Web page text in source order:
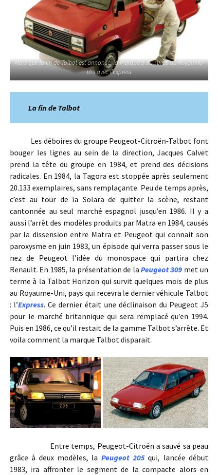
Alors que la fin de Talbot est annoncé, la marque a du sursis au Royaume-
Uni avec l’Express
La fin de Talbot
Les déboires du groupe Peugeot-Citroën-Talbot font
bouger les lignes au sein de la direction, Jacques Calvet
prend la tête du groupe en 1984, et prend des décisions
radicales. En 1984, la Tagora est stoppée après seulement
20.133 exemplaires, sans remplaçante. Peu de temps après,
c’est au tour de la Solara de quitter la scène, restant
cantonnée au seul marché espagnol jusqu’en 1986. Il y a
aussi l’arrêt des modèles produits par Matra en 1984, causés
par la dissension entre Matra et Peugeot qui connait son
paroxysme en juin 1983, un épisode qui verra passer sous le
nez de Peugeot l’idée du monospace qui partira chez
Renault. En 1985, la présentation de la Peugeot 309 met un
terme à la Talbot Horizon qui survit quelques mois de plus
au Royaume-Uni, pays qui recevra le dernier véhicule Talbot
: l’Express. Ce dernier était une déclinaison du Peugeot J5
pour le marché britannique qui sera remplacé qu’en 1994.
Puis en 1986, ce qu’il restait de la gamme Talbot s’arrête. Et
voila comment la marque Talbot disparait.
Entre temps, Peugeot-Citroën a sauvé sa peau
grâce à deux modèles, la Peugeot 205 qui, lancée début
1983, ira affronter le segment de la compacte alors en